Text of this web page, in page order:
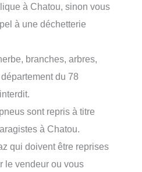
à Chatou, sinon vous
à une déchetterie
branches, arbres,
du 78
sont repris à titre
à Chatou.
qui doivent être reprises
le vendeur ou vous